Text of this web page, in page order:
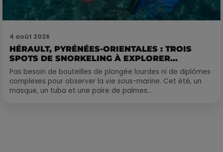
4 août 2026
HÉRAULT, PYRÉNÉES-ORIENTALES : TROIS
SPOTS DE SNORKELING À EXPLORER...
Pas besoin de bouteilles de plongée lourdes ni de diplômes
complexes pour observer la vie sous-marine. Cet été, un
masque, un tuba et une paire de palmes...